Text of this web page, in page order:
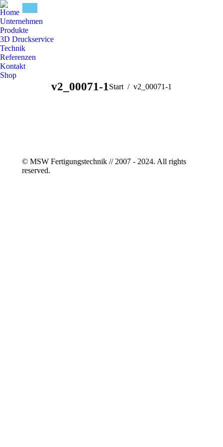
Home
Unternehmen
Produkte
3D Druckservice
Technik
Referenzen
Kontakt
Shop
v2_00071-1Sie befinden sich hier:
Start v2_00071-1
© MSW Fertigungstechnik // 2007 - 2024. All rights
reserved.